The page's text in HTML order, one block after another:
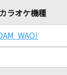
ラオケ機種
WAO!